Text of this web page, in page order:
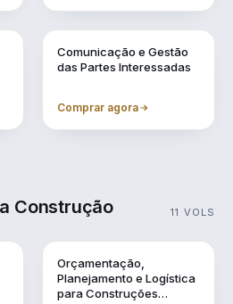
Comunicação e Gestão
das Partes Interessadas
Comprar agora
Construção 11 VOLS
Orçamentação,
Planejamento e Logística
para Construções